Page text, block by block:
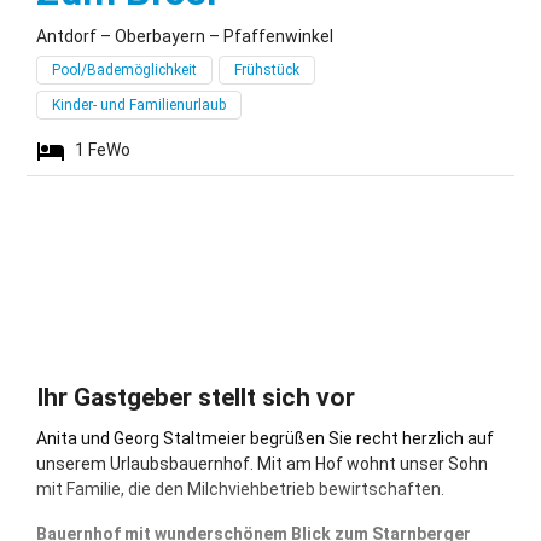
Antdorf – Oberbayern – Pfaffenwinkel
Pool/Bademöglichkeit Frühstück
Kinder- und Familienurlaub
1 FeWo
Ihr Gastgeber stellt sich vor
Anita und Georg Staltmeier begrüßen Sie recht herzlich auf
unserem Urlaubsbauernhof. Mit am Hof wohnt unser Sohn
mit Familie, die den Milchviehbetrieb bewirtschaften.
Bauernhof mit wunderschönem Blick zum Starnberger